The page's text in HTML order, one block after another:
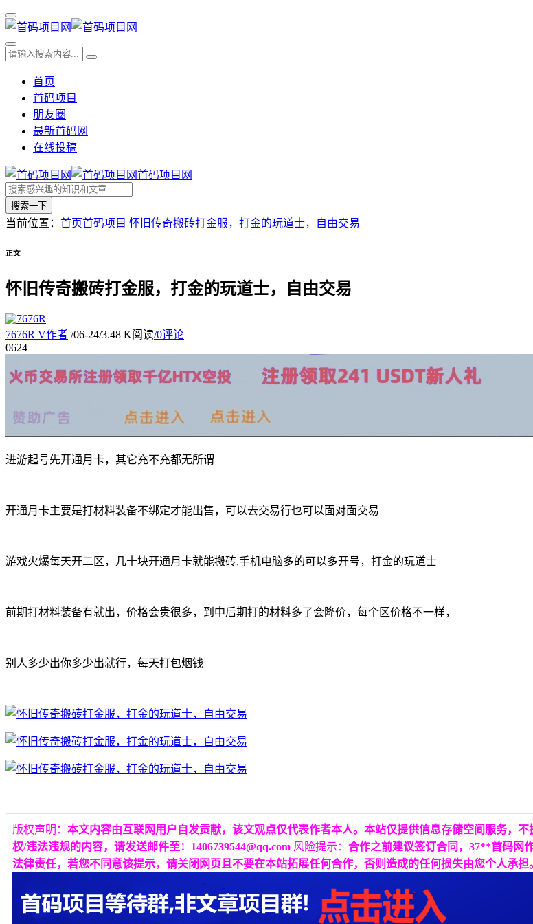
首页
首码项目
朋友圈
最新首码网
在线投稿
首码项目网
搜索一下
当前位置： 首页首码项目 怀旧传奇搬砖打金服，打金的玩道士，自由交易
正文
怀旧传奇搬砖打金服，打金的玩道士，自由交易
7676R V作者 /06-24/3.48 K阅读/0评论
0624
进游起号先开通月卡，其它充不充都无所谓
开通月卡主要是打材料装备不绑定才能出售，可以去交易行也可以面对面交易
游戏火爆每天开二区，几十块开通月卡就能搬砖,手机电脑多的可以多开号，打金的玩道士
前期打材料装备有就出，价格会贵很多，到中后期打的材料多了会降价，每个区价格不一样，
别人多少出你多少出就行，每天打包烟钱
版权声明： 本文内容由互联网用户自发贡献，该文观点仅代表作者本人。本站仅提供信息存储空间服务，
权/违法违规的内容，请发送邮件至：1406739544@qq.com 风险提示： 合作之前建议签订合同，37**首码网
法律责任，若您不同意该提示，请关闭网页且不要在本站拓展任何合作，否则造成的任何损失由您个人承担